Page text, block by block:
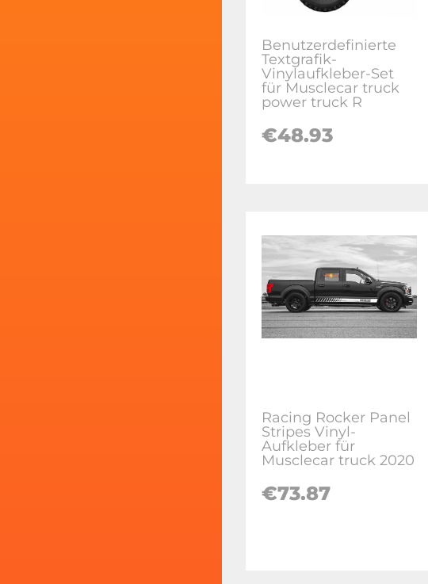
Benutzerdefinierte
Textgrafik-
Vinylaufkleber-Set
für Musclecar truck
power truck R
€48.93
Racing Rocker Panel
Stripes Vinyl-
Aufkleber für
Musclecar truck 2020
€73.87